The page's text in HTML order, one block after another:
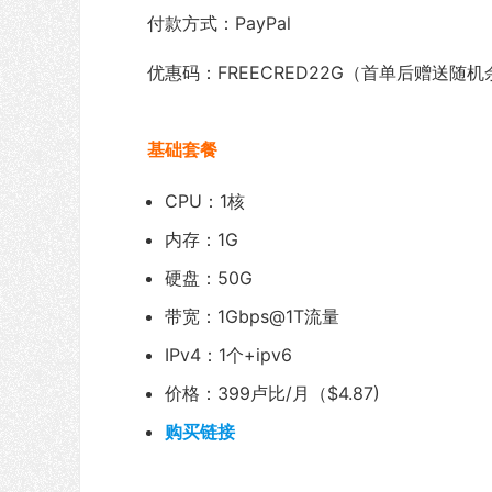
付款方式：PayPal
优惠码：FREECRED22G（首单后赠送随机
基础套餐
CPU：1核
内存：1G
硬盘：50G
带宽：1Gbps@1T流量
IPv4：1个+ipv6
价格：399卢比/月（$4.87)
购买链接